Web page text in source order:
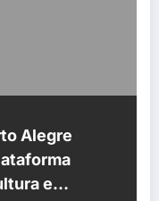
Alegre
e